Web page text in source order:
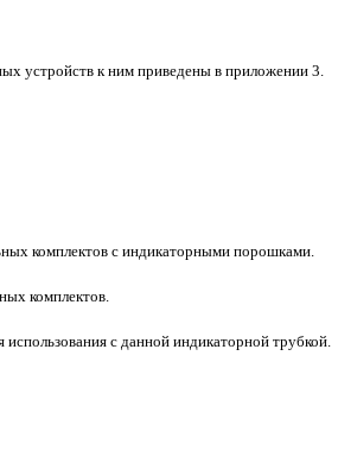
устройств к ним приведены в приложении 3.
комплектов с индикаторными порошками.
комплектов.
с данной индикаторной трубкой.